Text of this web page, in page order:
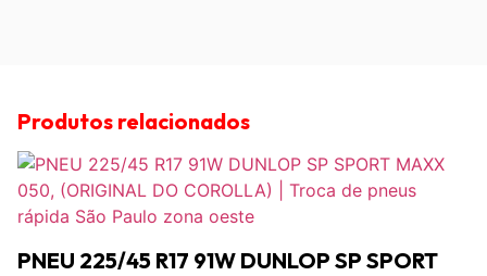
Produtos relacionados
PNEU 225/45 R17 91W DUNLOP SP SPORT